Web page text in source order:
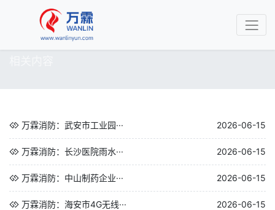
万霖消防：武安市工业园··· 2026-06-15
万霖消防：长沙医院雨水··· 2026-06-15
万霖消防：中山制药企业··· 2026-06-15
万霖消防：海安市4G无线··· 2026-06-15